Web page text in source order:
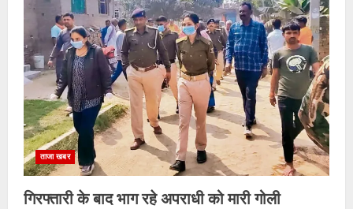
ताजा खबर
गिरफ्तारी के बाद भाग रहे अपराधी को मारी गोली